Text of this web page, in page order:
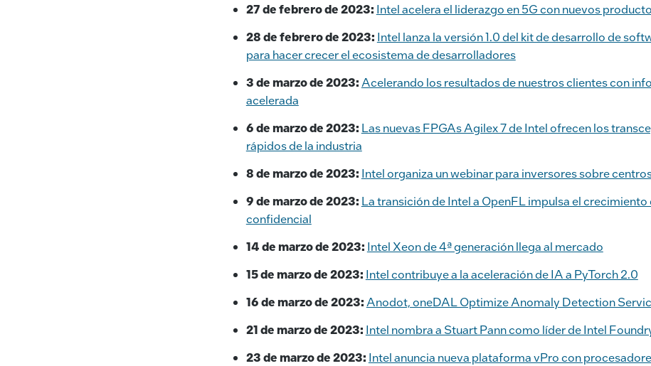
27 de febrero de 2023: Intel acelera el liderazgo en 5G con nuevos
28 de febrero de 2023: Intel lanza la versión 1.0 del kit de desarrollo de
para hacer crecer el ecosistema de desarrolladores
3 de marzo de 2023: Acelerando los resultados de nuestros clientes con
acelerada
6 de marzo de 2023: Las nuevas FPGAs Agilex 7 de Intel ofrecen los
rápidos de la industria
8 de marzo de 2023: Intel organiza un webinar para inversores sobre
9 de marzo de 2023: La transición de Intel a OpenFL impulsa el crecimiento
confidencial
14 de marzo de 2023: Intel Xeon de 4ª generación llega al mercado
15 de marzo de 2023: Intel contribuye a la aceleración de IA a PyTorch 2.0
16 de marzo de 2023: Anodot, oneDAL Optimize Anomaly Detection
21 de marzo de 2023: Intel nombra a Stuart Pann como líder de Intel
23 de marzo de 2023: Intel anuncia nueva plataforma vPro con